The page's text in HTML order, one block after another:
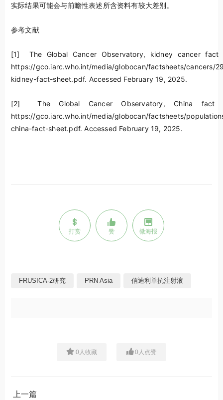
实际结果可能会与前瞻性表述所含资料有较大差别。
参考文献
[1] The Global Cancer Observatory, kidney cancer fact
https://gco.iarc.who.int/media/globocan/factsheets/cancers/
kidney-fact-sheet.pdf. Accessed February 19, 2025.
[2] The Global Cancer Observatory, China fact
https://gco.iarc.who.int/media/globocan/factsheets/
china-fact-sheet.pdf. Accessed February 19, 2025.
打赏 赞 微海报
FRUSICA-2研究 PRN Asia 信迪利单抗注射液
0 人收藏 0 人点赞
上一篇